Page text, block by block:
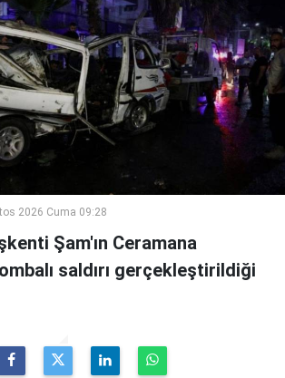
2026 Cuma 09:28
Şam'ın Ceramana
saldırı gerçekleştirildiği